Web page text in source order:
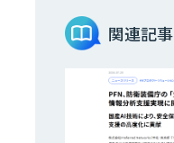
関連記事